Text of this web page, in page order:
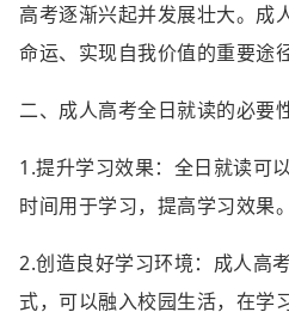
高考逐渐兴起并发展壮大。成
命运、实现自我价值的重要途径
二、成人高考全日就读的必要
1.提升学习效果：全日就读可
时间用于学习，提高学习效果。
2.创造良好学习环境：成人高
式，可以融入校园生活，在学